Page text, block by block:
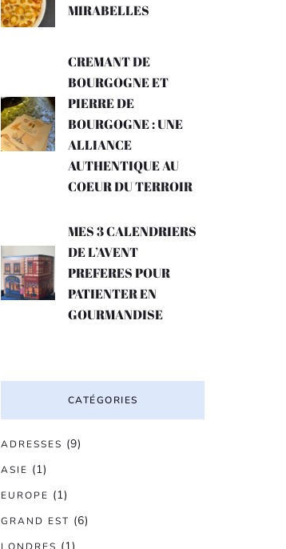
MIRABELLES
CREMANT DE
BOURGOGNE ET
PIERRE DE
BOURGOGNE : UNE
ALLIANCE
AUTHENTIQUE AU
COEUR DU TERROIR
MES 3 CALENDRIERS
DE L’AVENT
PREFERES POUR
PATIENTER EN
GOURMANDISE
CATÉGORIES
ADRESSES (9)
ASIE (1)
EUROPE (1)
GRAND EST (6)